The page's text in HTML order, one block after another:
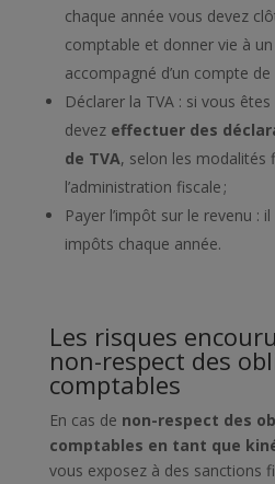
chaque année vous devez
comptable et donner vie à
accompagné d’un compte de
Déclarer la TVA : si vous
devez effectuer des
de TVA, selon les modalités
l’administration fiscale ;
Payer l’impôt sur le revenu :
impôts chaque année.
Les risques
non-respect des
comptables
En cas de non-respect des
comptables en tant que
vous exposez à des sanctions